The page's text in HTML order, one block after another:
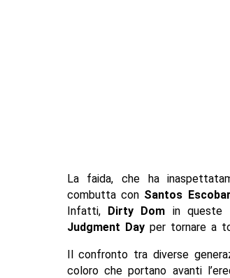
La faida, che ha
combutta con Santos Escobar
Infatti, Dirty Dom in queste
Judgment Dayper tornare a
Il confronto tra diverse
coloro che portano avanti